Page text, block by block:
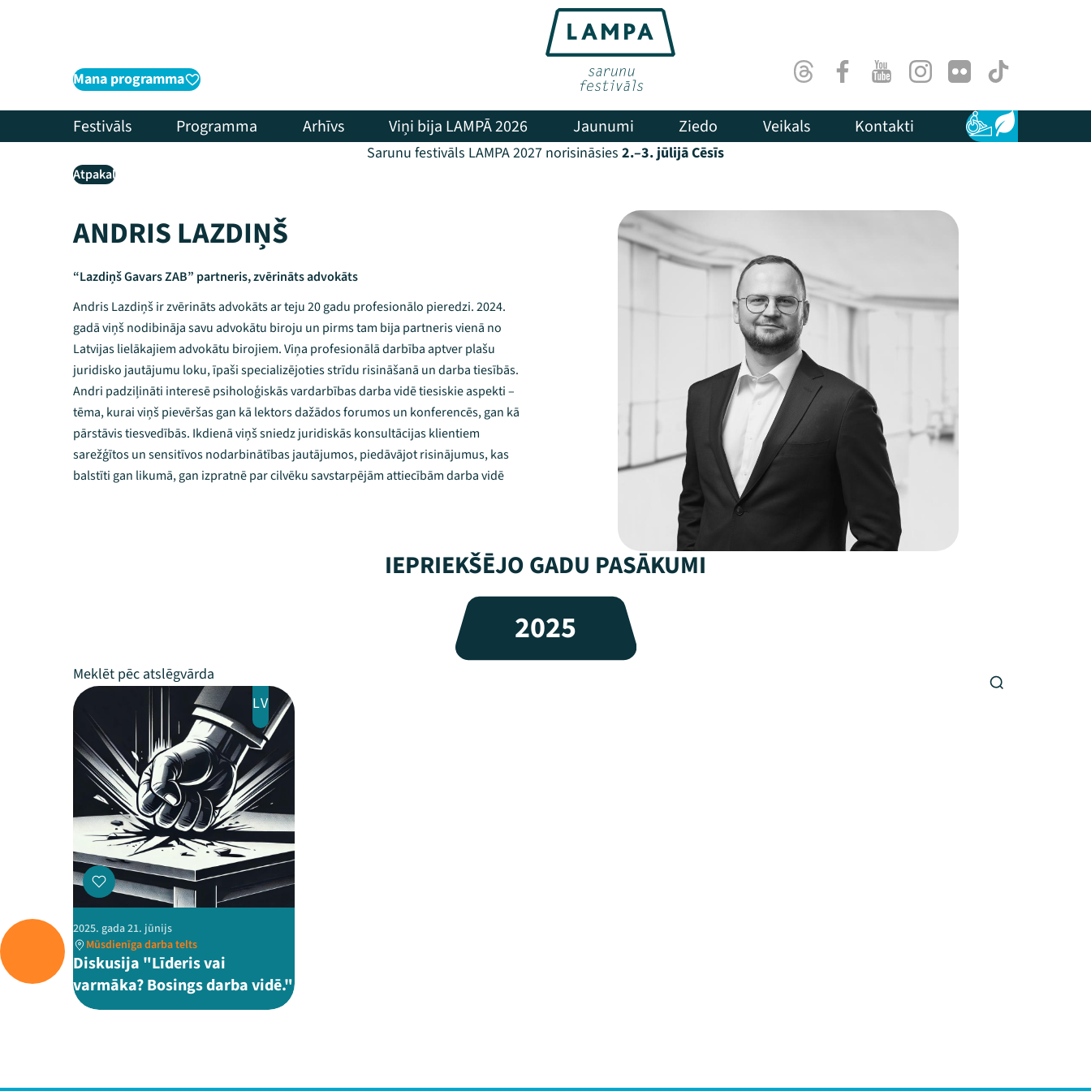
Mana programma ThreadsFacebookYoutubeInstagram
Flick TikTok
Festivāls Programma Arhīvs Viņi bija LAMPĀ 2026 Jaunumi Ziedo Veikals Kontakti Pieejamība
Ilgtspēja
Sarunu festivāls LAMPA 2027 norisināsies 2.–3. jūlijā Cēsīs
Atpakaļ
ANDRIS LAZDIŅŠ
“Lazdiņš Gavars ZAB” partneris, zvērināts advokāts
Andris Lazdiņš ir zvērināts advokāts ar teju 20 gadu profesionālo pieredzi. 2024.
gadā viņš nodibināja savu advokātu biroju un pirms tam bija partneris vienā no
Latvijas lielākajiem advokātu birojiem. Viņa profesionālā darbība aptver plašu
juridisko jautājumu loku, īpaši specializējoties strīdu risināšanā un darba tiesībās.
Andri padziļināti interesē psiholoģiskās vardarbības darba vidē tiesiskie aspekti –
tēma, kurai viņš pievēršas gan kā lektors dažādos forumos un konferencēs, gan kā
pārstāvis tiesvedībās. Ikdienā viņš sniedz juridiskās konsultācijas klientiem
sarežģītos un sensitīvos nodarbinātības jautājumos, piedāvājot risinājumus, kas
balstīti gan likumā, gan izpratnē par cilvēku savstarpējām attiecībām darba vidē
IEPRIEKŠĒJO GADU PASĀKUMI
2025
LV
2025. gada 21. jūnijs
Mūsdienīga darba telts
Diskusija "Līderis vai
varmāka? Bosings darba vidē."